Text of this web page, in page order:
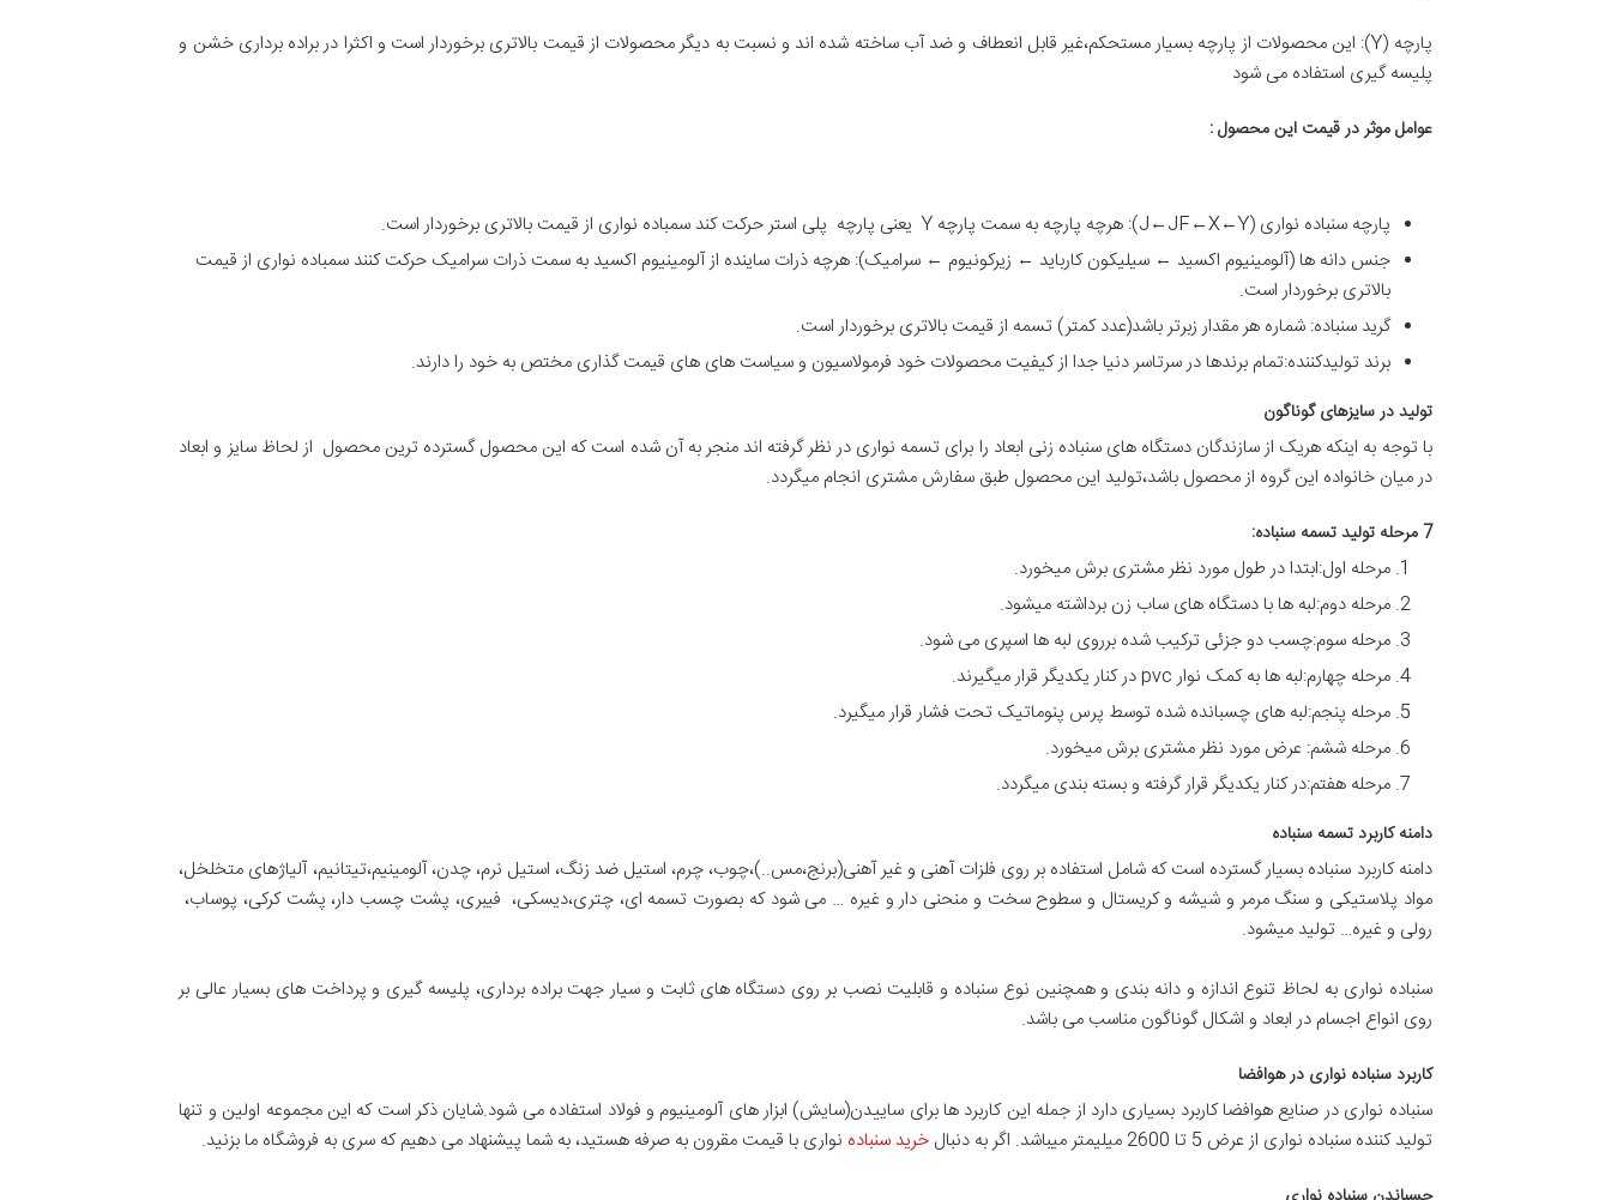
پارچه (Y): این محصولات از پارچه بسیار مستحکم،غیر قابل انعطاف و ضد آب ساخته شده اند و نسبت به دیگر محصولات از قیمت بالاتری برخوردار است و اکثرا در براده برداری خشن و
پلیسه گیری استفاده می شود
عوامل موثر در قیمت این محصول :
پارچه سنباده نواری (J←JF←X←Y): هرچه پارچه به سمت پارچه Y یعنی پارچه پلی استر حرکت کند سمباده نواری از قیمت بالاتری برخوردار است.
جنس دانه ها (آلومینیوم اکسید ← سیلیکون کارباید ← زیرکونیوم ← سرامیک): هرچه ذرات ساینده از آلومینیوم اکسید به سمت ذرات سرامیک حرکت کنند سمباده نواری از قیمت
بالاتری برخوردار است.
گرید سنباده: شماره هر مقدار زبرتر باشد(عدد کمتر) تسمه از قیمت بالاتری برخوردار است.
برند تولیدکننده:تمام برندها در سرتاسر دنیا جدا از کیفیت محصولات خود فرمولاسیون و سیاست های های قیمت گذاری مختص به خود را دارند.
تولید در سایزهای گوناگون
با توجه به اینکه هریک از سازندگان دستگاه های سنباده زنی ابعاد را برای تسمه نواری در نظر گرفته اند منجر به آن شده است که این محصول گسترده ترین محصول از لحاظ سایز و ابعاد
در میان خانواده این گروه از محصول باشد،تولید این محصول طبق سفارش مشتری انجام میگردد.
7 مرحله تولید تسمه سنباده:
مرحله اول:ابتدا در طول مورد نظر مشتری برش میخورد.
مرحله دوم:لبه ها با دستگاه های ساب زن برداشته میشود.
مرحله سوم:چسب دو جزئی ترکیب شده برروی لبه ها اسپری می شود.
مرحله چهارم:لبه ها به کمک نوار pvc در کنار یکدیگر قرار میگیرند.
مرحله پنجم:لبه های چسبانده شده توسط پرس پنوماتیک تحت فشار قرار میگیرد.
مرحله ششم: عرض مورد نظر مشتری برش میخورد.
مرحله هفتم:در کنار یکدیگر قرار گرفته و بسته بندی میگردد.
دامنه کاربرد تسمه سنباده
دامنه کاربرد سنباده بسیار گسترده است که شامل استفاده بر روی فلزات آهنی و غیر آهنی(برنج،مس..)،چوب، چرم، استیل ضد زنگ، استیل نرم، چدن، آلومینیم،تیتانیم، آلیاژهای متخلخل،
مواد پلاستیکی و سنگ مرمر و شیشه و کریستال و سطوح سخت و منحنی دار و غیره … می شود که بصورت تسمه ای، چتری،دیسکی، فیبری، پشت چسب دار، پشت کرکی، پوساب،
رولی و غیره… تولید میشود.
سنباده نواری به لحاظ تنوع اندازه و دانه بندی و همچنین نوع سنباده و قابلیت نصب بر روی دستگاه های ثابت و سیار جهت براده برداری، پلیسه گیری و پرداخت های بسیار عالی بر
روی انواع اجسام در ابعاد و اشکال گوناگون مناسب می باشد.
کاربرد سنباده نواری در هوافضا
سنباده نواری در صنایع هوافضا کاربرد بسیاری دارد از جمله این کاربرد ها برای ساییدن(سایش) ابزار های آلومینیوم و فولاد استفاده می شود.شایان ذکر است که این مجموعه اولین و تنها
تولید کننده سنباده نواری از عرض 5 تا 2600 میلیمتر میباشد. اگر به دنبال
خرید سنباده نواری با قیمت مقرون به صرفه هستید، به شما پیشنهاد می دهیم که سری به فروشگاه ما بزنید.